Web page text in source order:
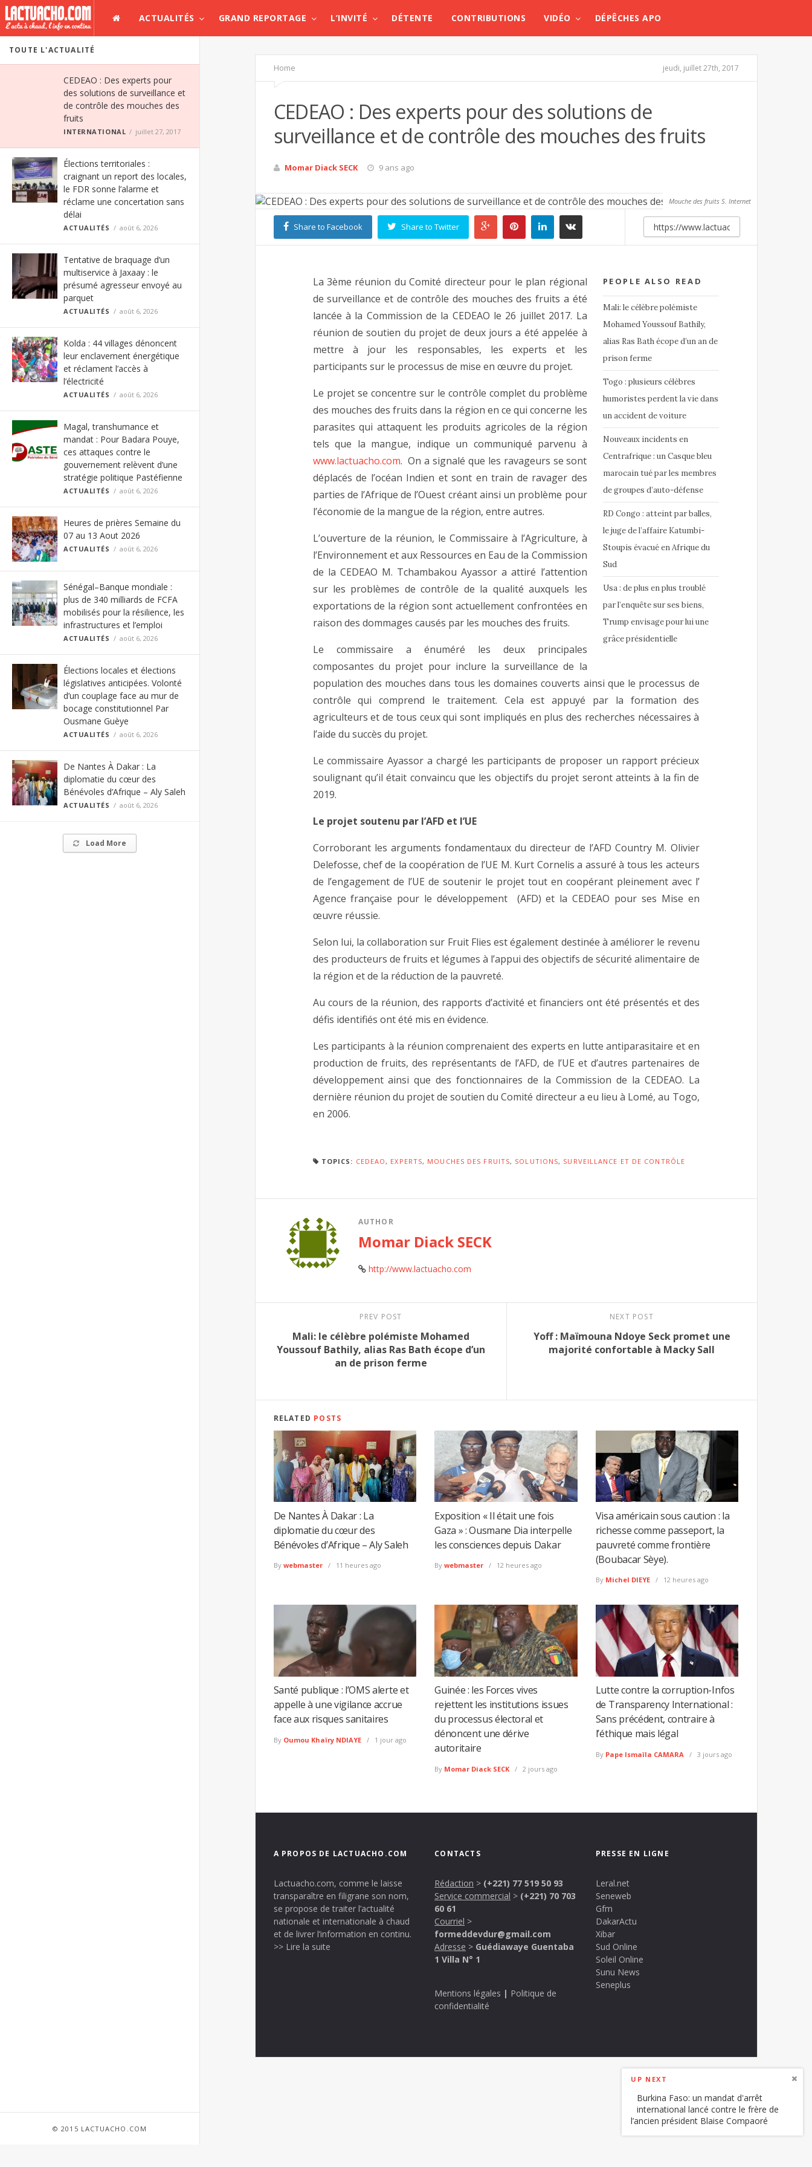
ACTUALITÉS GRAND REPORTAGE L’INVITÉ DÉTENTE CONTRIBUTIONS VIDÉO DÉPÊCHES APO
TOUTE L'ACTUALITÉ
CEDEAO : Des experts pour
des solutions de surveillance et
de contrôle des mouches des
fruits
INTERNATIONAL juillet 27, 2017
Élections territoriales :
craignant un report des locales,
le FDR sonne l’alarme et
réclame une concertation sans
délai
ACTUALITÉS août 6, 2026
Tentative de braquage d’un
multiservice à Jaxaay : le
présumé agresseur envoyé au
parquet
ACTUALITÉS août 6, 2026
Kolda : 44 villages dénoncent
leur enclavement énergétique
et réclament l’accès à
l’électricité
ACTUALITÉS août 6, 2026
Magal, transhumance et
mandat : Pour Badara Pouye,
ces attaques contre le
gouvernement relèvent d’une
stratégie politique Pastéfienne
ACTUALITÉS août 6, 2026
Heures de prières Semaine du
07 au 13 Aout 2026
ACTUALITÉS août 6, 2026
Sénégal–Banque mondiale :
plus de 340 milliards de FCFA
mobilisés pour la résilience, les
infrastructures et l’emploi
ACTUALITÉS août 6, 2026
Élections locales et élections
législatives anticipées. Volonté
d’un couplage face au mur de
bocage constitutionnel Par
Ousmane Guèye
ACTUALITÉS août 6, 2026
De Nantes À Dakar : La
diplomatie du cœur des
Bénévoles d’Afrique – Aly Saleh
ACTUALITÉS août 6, 2026
Load More
© 2015 LACTUACHO.COM
Home jeudi, juillet 27th, 2017
CEDEAO : Des experts pour des solutions de
surveillance et de contrôle des mouches des fruits
Momar Diack SECK 9 ans ago
Mouche des fruits S. Internet
Share to Facebook Share to Twitter
PEOPLE ALSO READ
Mali: le célèbre polémiste
Mohamed Youssouf Bathily,
alias Ras Bath écope d’un an de
prison ferme
Togo : plusieurs célèbres
humoristes perdent la vie dans
un accident de voiture
Nouveaux incidents en
Centrafrique : un Casque bleu
marocain tué par les membres
de groupes d’auto-défense
RD Congo : atteint par balles,
le juge de l’affaire Katumbi-
Stoupis évacué en Afrique du
Sud
Usa : de plus en plus troublé
par l’enquête sur ses biens,
Trump envisage pour lui une
grâce présidentielle
La 3ème réunion du Comité directeur pour le plan régional
de surveillance et de contrôle des mouches des fruits a été
lancée à la Commission de la CEDEAO le 26 juillet 2017. La
réunion de soutien du projet de deux jours a été appelée à
mettre à jour les responsables, les experts et les
participants sur le processus de mise en œuvre du projet.
Le projet se concentre sur le contrôle complet du problème
des mouches des fruits dans la région en ce qui concerne les
parasites qui attaquent les produits agricoles de la région
tels que la mangue, indique un communiqué parvenu à
www.lactuacho.com. On a signalé que les ravageurs se sont
déplacés de l’océan Indien et sont en train de ravager des
parties de l’Afrique de l’Ouest créant ainsi un problème pour
l’économie de la mangue de la région, entre autres.
L’ouverture de la réunion, le Commissaire à l’Agriculture, à
l’Environnement et aux Ressources en Eau de la Commission
de la CEDEAO M. Tchambakou Ayassor a attiré l’attention
sur les problèmes de contrôle de la qualité auxquels les
exportations de la région sont actuellement confrontées en
raison des dommages causés par les mouches des fruits.
Le commissaire a énuméré les deux principales
composantes du projet pour inclure la surveillance de la
population des mouches dans tous les domaines couverts ainsi que le processus de
contrôle qui comprend le traitement. Cela est appuyé par la formation des
agriculteurs et de tous ceux qui sont impliqués en plus des recherches nécessaires à
l’aide du succès du projet.
Le commissaire Ayassor a chargé les participants de proposer un rapport précieux
soulignant qu’il était convaincu que les objectifs du projet seront atteints à la fin de
2019.
Le projet soutenu par l’AFD et l’UE
Corroborant les arguments fondamentaux du directeur de l’AFD Country M. Olivier
Delefosse, chef de la coopération de l’UE M. Kurt Cornelis a assuré à tous les acteurs
de l’engagement de l’UE de soutenir le projet tout en coopérant pleinement avec l’
Agence française pour le développement (AFD) et la CEDEAO pour ses Mise en
œuvre réussie.
Selon lui, la collaboration sur Fruit Flies est également destinée à améliorer le revenu
des producteurs de fruits et légumes à l’appui des objectifs de sécurité alimentaire de
la région et de la réduction de la pauvreté.
Au cours de la réunion, des rapports d’activité et financiers ont été présentés et des
défis identifiés ont été mis en évidence.
Les participants à la réunion comprenaient des experts en lutte antiparasitaire et en
production de fruits, des représentants de l’AFD, de l’UE et d’autres partenaires de
développement ainsi que des fonctionnaires de la Commission de la CEDEAO. La
dernière réunion du projet de soutien du Comité directeur a eu lieu à Lomé, au Togo,
en 2006.
TOPICS: CEDEAO , EXPERTS, MOUCHES DES FRUITS, SOLUTIONS, SURVEILLANCE ET DE CONTRÔLE
AUTHOR
Momar Diack SECK
http://www.lactuacho.com
UP NEXT
Burkina Faso: un mandat d'arrêt
international lancé contre le frère de
l’ancien président Blaise Compaoré
PREV POST
Mali: le célèbre polémiste Mohamed
Youssouf Bathily, alias Ras Bath écope d’un
an de prison ferme
NEXT POST
Yoff : Maïmouna Ndoye Seck promet une
majorité confortable à Macky Sall
RELATED POSTS
De Nantes À Dakar : La
diplomatie du cœur des
Bénévoles d’Afrique – Aly Saleh
By webmaster 11 heures ago
Exposition « Il était une fois
Gaza » : Ousmane Dia interpelle
les consciences depuis Dakar
Bywebmaster 12 heures ago
Visa américain sous caution : la
richesse comme passeport, la
pauvreté comme frontière
(Boubacar Sèye).
By Michel DIEYE 12 heures ago
Santé publique : l’OMS alerte et
appelle à une vigilance accrue
face aux risques sanitaires
By Oumou Khaïry NDIAYE 1 jour ago
Guinée : les Forces vives
rejettent les institutions issues
du processus électoral et
dénoncent une dérive
autoritaire
By Momar Diack SECK 2 jours ago
Lutte contre la corruption-Infos
de Transparency International :
Sans précédent, contraire à
l’éthique mais légal
By Pape Ismaïla CAMARA 3 jours ago
A PROPOS DE LACTUACHO.COM
Lactuacho.com, comme le laisse
transparaître en filigrane son nom,
se propose de traiter l’actualité
nationale et internationale à chaud
et de livrer l’information en continu.
>> Lire la suite
CONTACTS
Rédaction > (+221) 77 519 50 93
Service commercial > (+221) 70 703
60 61
Courriel >
formeddevdur@gmail.com
Adresse > Guédiawaye Guentaba
1 Villa N° 1
Mentions légales | Politique de
confidentialité
PRESSE EN LIGNE
Leral.net
Seneweb
Gfm
DakarActu
Xibar
Sud Online
Soleil Online
Sunu News
Seneplus